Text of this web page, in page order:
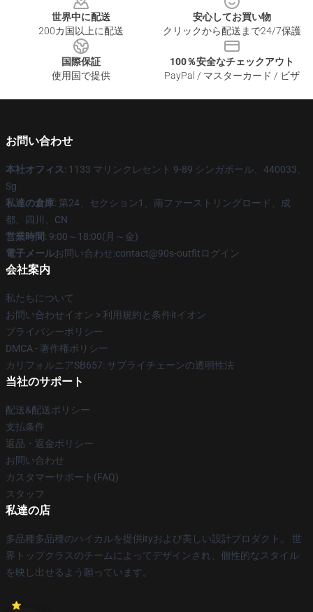
世界中に配送
200カ国以上に配送
安心してお買い物
クリックから配送まで24/7保護
国際保証
使用国で提供
100％安全なチェックアウト
PayPal / マスターカード / ビザ
お問い合わせ
本社オフィス: 1133 マリンクレセント 9-89 シンガポール、440033、
Sg
私達の倉庫: 第24、セクション1、南ファーストリングロード、成
都、四川、CN
営業時間: 9:00～18:00(月～金)
電子メールお問い合わせ:contact@90s-outfitログイン
会社案内
私たちについて
お問い合わせイオン > 利用規約と条件itイオン
プライバシーポリシー
DMCA - 著作権ポリシー
カリフォルニアSB657: サプライチェーンの透明性法
当社のサポート
配送&配送ポリシー
支払条件
返品・返金ポリシー
お問い合わせ
カスタマーサポート(FAQ)
スタッフ
私達の店
多品種多品種のハイカルを提供ityおよび美しい設計プロダクト。 世
界トップクラスのチームによってデザインされ、個性的なスタイル
を映し出せるよう願っています。